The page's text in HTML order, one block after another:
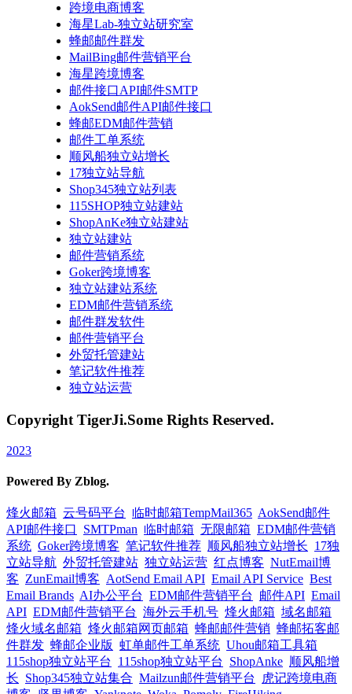
跨境电商博客
海星Lab-独立站研究室
蜂邮邮件群发
MailBing邮件营销平台
海星跨境博客
邮件接口API邮件SMTP
AokSend邮件API邮件接口
蜂邮EDM邮件营销
邮件工单系统
顺风船独立站增长
17独立站导航
Shop345独立站列表
115SHOP独立站建站
ShopAnKe独立站建站
独立站建站
邮件营销系统
Goker跨境博客
独立站建站系统
EDM邮件营销系统
邮件群发软件
邮件营销平台
外贸托管建站
笔记软件推荐
独立站运营
Copyright TigerJi.Some Rights Reserved.
2023
Powered By Zblog.
烽火邮箱 云号码平台 临时邮箱TempMail365 AokSend邮件
API邮件接口
SMTPman 临时邮箱 无限邮箱 EDM邮件营销
系统 Goker跨境博客 笔记软件推荐 顺风船独立站增长 17独
立站导航 外贸托管建站 独立站运营 红点博客 NutEmail博
客 ZunEmail博客 AotSend Email API Email API Service Best
Email Brands AI办公平台 EDM邮件营销平台 邮件API Email
API EDM邮件营销平台 海外云手机号 烽火邮箱 域名邮箱
烽火域名邮箱 烽火邮箱网页邮箱 蜂邮邮件营销 蜂邮拓客邮
件群发 蜂邮企业版 虹单邮件工单系统 Uhou邮箱工具箱
115shop独立站平台
115shop独立站平台 ShopAnke 顺风船增
长 Shop345独立站集合 Mailzun邮件营销平台
虎记跨境电商